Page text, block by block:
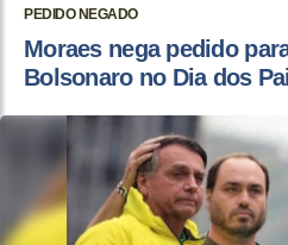
PEDIDO NEGADO
Moraes nega pedido
Bolsonaro no Dia dos